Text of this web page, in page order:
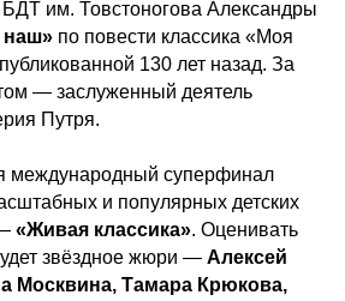
БДТ им. Товстоногова Александры
наш» по повести классика «Моя
130 лет назад. За
— заслуженный деятель
Путря.
международный суперфинал
и популярных детских
«Живая классика». Оценивать
звёздное жюри — Алексей
Москвина, Тамара Крюкова,